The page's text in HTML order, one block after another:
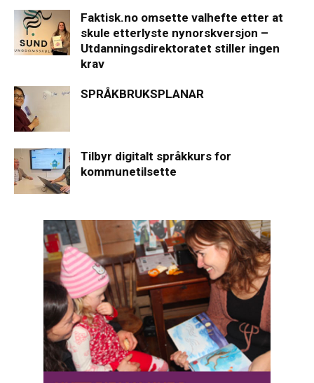
Faktisk.no omsette valhefte etter at
skule etterlyste nynorskversjon –
Utdanningsdirektoratet stiller ingen
krav
SPRÅKBRUKSPLANAR
Tilbyr digitalt språkkurs for
kommunetilsette